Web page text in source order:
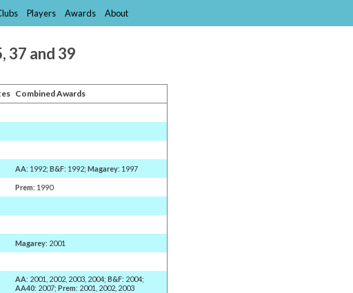
Players Awards About
37 and 39
Combined Awards
AA: 1992; B&F: 1992; Magarey: 1997
Prem: 1990
Magarey: 2001
AA: 2001, 2002, 2003, 2004; B&F: 2004;
AA40: 2007; Prem: 2001, 2002, 2003